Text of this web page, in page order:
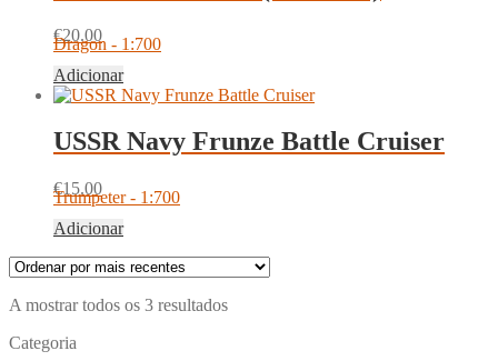
€20.00
Dragon - 1:700
Adicionar
USSR Navy Frunze Battle Cruiser
€15.00
Trumpeter - 1:700
Adicionar
A mostrar todos os 3 resultadosOrdenado
Categoria